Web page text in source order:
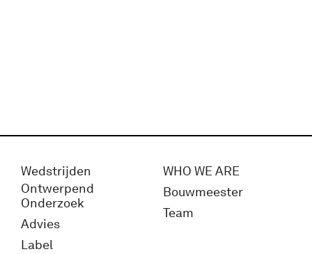
Wedstrijden
Ontwerpend
Onderzoek
Advies
Label
WHO WE ARE
Bouwmeester
Team